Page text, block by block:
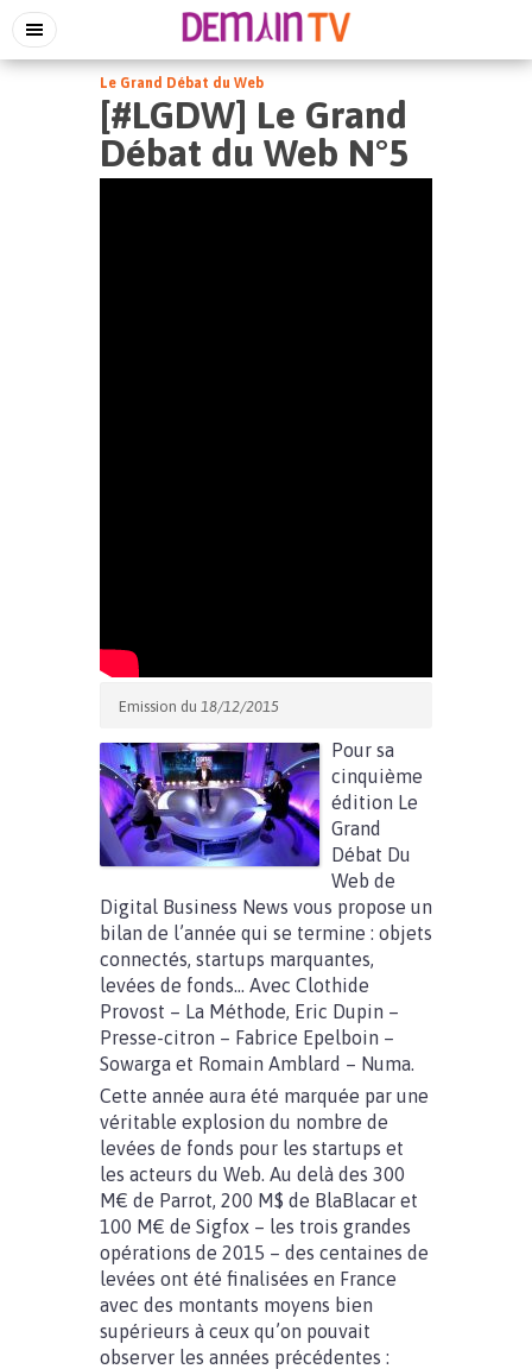
Le Grand Débat du Web
[#LGDW] Le Grand
Débat du Web N°5
Emission du 18/12/2015
Pour sa
cinquième
édition Le
Grand
Débat Du
Web de
Digital Business News vous propose un
bilan de l’année qui se termine : objets
connectés, startups marquantes,
levées de fonds… Avec Clothide
Provost – La Méthode, Eric Dupin –
Presse-citron – Fabrice Epelboin –
Sowarga et Romain Amblard – Numa.
Cette année aura été marquée par une
véritable explosion du nombre de
levées de fonds pour les startups et
les acteurs du Web. Au delà des 300
M€ de Parrot, 200 M$ de BlaBlacar et
100 M€ de Sigfox – les trois grandes
opérations de 2015 – des centaines de
levées ont été finalisées en France
avec des montants moyens bien
supérieurs à ceux qu’on pouvait
observer les années précédentes :